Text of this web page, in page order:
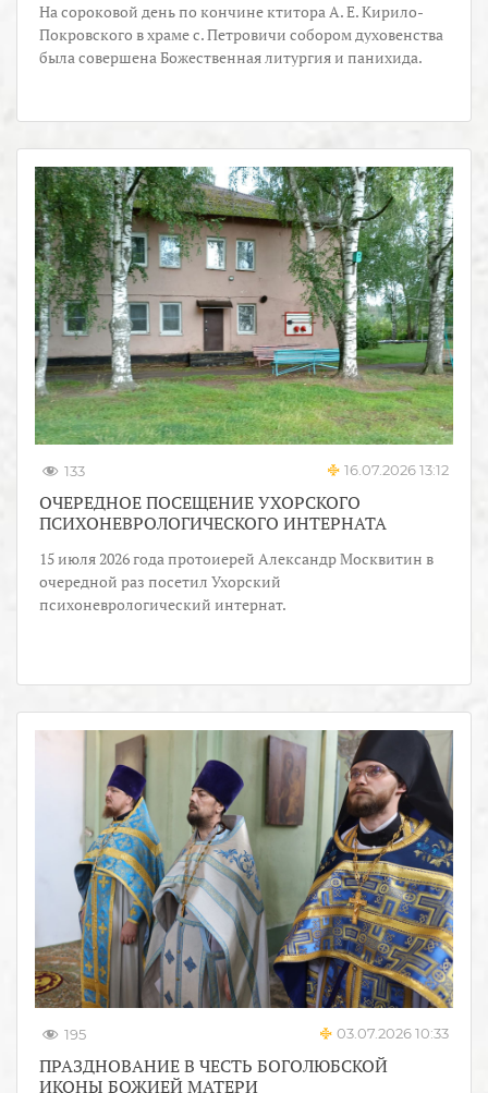
На сороковой день по кончине ктитора А. Е. Кирило-
Покровского в храме с. Петровичи собором духовенства
была совершена Божественная литургия и панихида.
133 16.07.2026 13:12
ОЧЕРЕДНОЕ ПОСЕЩЕНИЕ УХОРСКОГО
ПСИХОНЕВРОЛОГИЧЕСКОГО ИНТЕРНАТА
15 июля 2026 года протоиерей Александр Москвитин в
очередной раз посетил Ухорский
психоневрологический интернат.
195 03.07.2026 10:33
ПРАЗДНОВАНИЕ В ЧЕСТЬ БОГОЛЮБСКОЙ
ИКОНЫ БОЖИЕЙ МАТЕРИ